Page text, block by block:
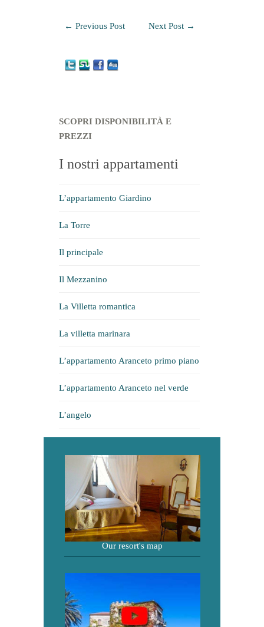
← Previous Post Next Post →
SCOPRI DISPONIBILITÀ E
PREZZI
I nostri appartamenti
L’appartamento Giardino
La Torre
Il principale
Il Mezzanino
La Villetta romantica
La villetta marinara
L’appartamento Aranceto primo piano
L’appartamento Aranceto nel verde
L’angelo
Our resort's map